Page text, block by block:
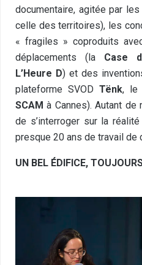
documentaire, agitée par
celle des territoires), les
« fragiles » coproduits
déplacements (la Case
L’Heure D) et des
plateforme SVOD Tënk, le
SCAM à Cannes). Autant
de s’interroger sur la
presque 20 ans de travail de
UN BEL ÉDIFICE,